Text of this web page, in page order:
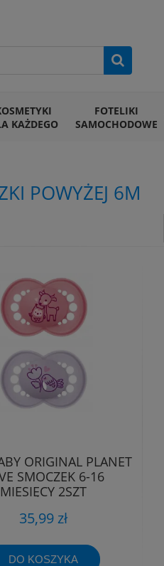
KAŻDEGO
FOTELIKI
SAMOCHODOWE
POWYŻEJ 6M
ORIGINAL PLANET
SMOCZEK 6-16
MIESIĘCY 2SZT
35,99 zł
DO KOSZYKA